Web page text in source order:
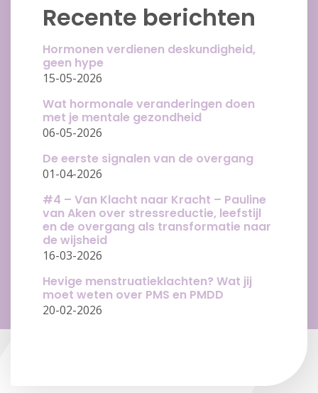
Recente berichten
Hormonen verdienen deskundigheid,
geen hype
15-05-2026
Wat hormonale veranderingen doen
met je mentale gezondheid
06-05-2026
De eerste signalen van de overgang
01-04-2026
#4 – Van Klacht naar Kracht – Pauline
van Aken over stressreductie, leefstijl
en de overgang als transformatie naar
de wijsheid
16-03-2026
Hevige menstruatieklachten? Wat jij
moet weten over PMS en PMDD
20-02-2026